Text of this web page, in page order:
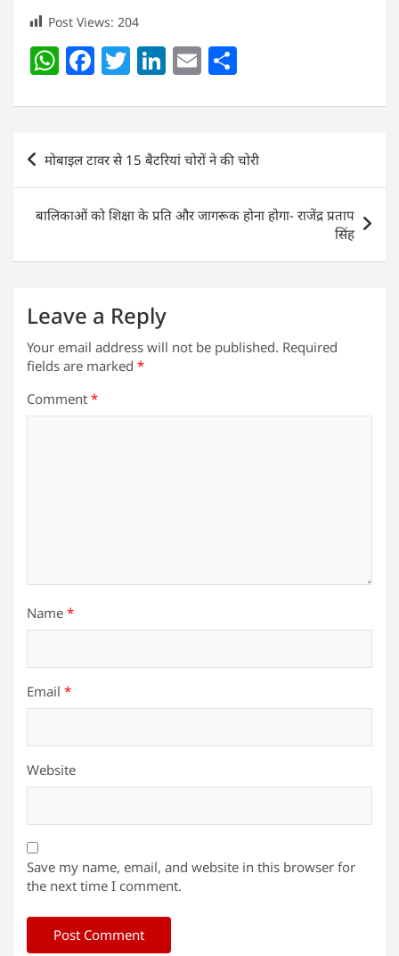
Post Views: 204
W
at
s
A
p
p
F
c
e
b
o
o
k
T
itt
er
Li
k
e
dI
n
E
ai
l
ar
e
Post
navigation
मोबाइल टावर से 15 बैटरियां चोरों ने की चोरी
बालिकाओं को शिक्षा के प्रति और जागरूक होना होगा- राजेंद्र प्रताप
सिंह
Leave a Reply
Your email address will not be published. Required
fields are marked *
Comment *
Name *
Email *
Website
Save my name, email, and website in this browser for
the next time I comment.